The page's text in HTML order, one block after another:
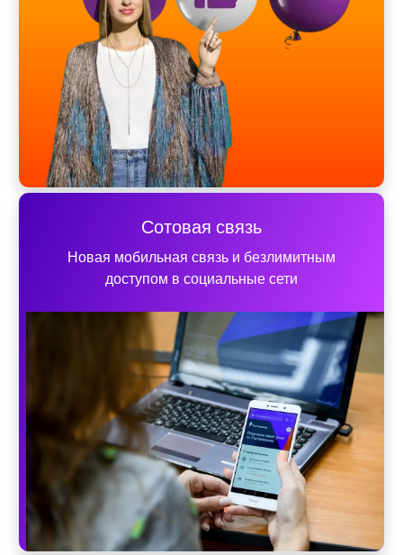
Сотовая связь
Новая мобильная связь и безлимитным
доступом в социальные сети